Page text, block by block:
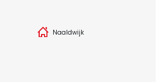
Naaldwijk